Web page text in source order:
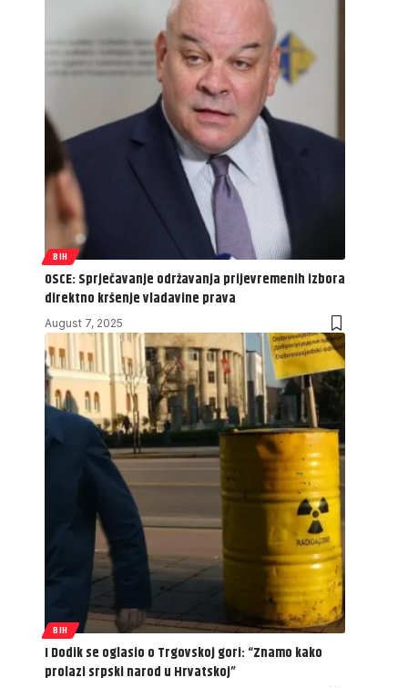
BIH
OSCE: Sprječavanje održavanja prijevremenih izbora
direktno kršenje vladavine prava
August 7, 2025
BIH
I Dodik se oglasio o Trgovskoj gori: “Znamo kako
prolazi srpski narod u Hrvatskoj”